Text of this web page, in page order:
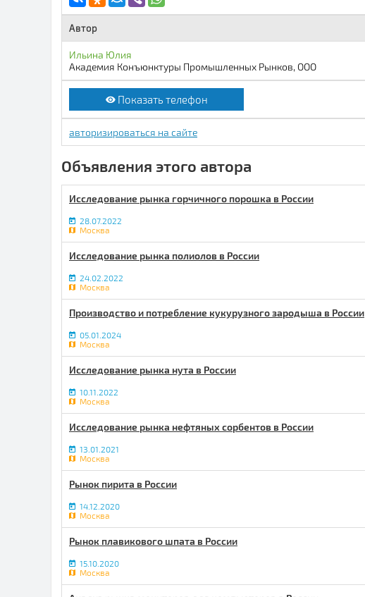
Автор
Ильина Юлия
Академия Конъюнктуры Промышленных Рынков, ООО
Показать телефон
авторизироваться на сайте
Объявления этого автора
Исследование рынка горчичного порошка в России
28.07.2022
Москва
Исследование рынка полиолов в России
24.02.2022
Москва
Производство и потребление кукурузного зародыша в России
05.01.2024
Москва
Исследование рынка нута в России
10.11.2022
Москва
Исследование рынка нефтяных сорбентов в России
13.01.2021
Москва
Рынок пирита в России
14.12.2020
Москва
Рынок плавикового шпата в России
15.10.2020
Москва